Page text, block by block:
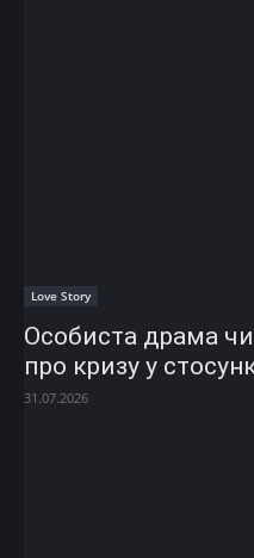
Love Story
Особиста драма чи
про кризу у
31.07.2026